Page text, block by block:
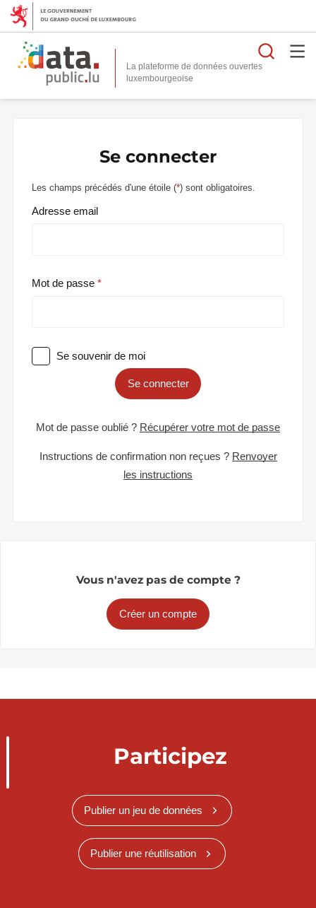
La plateforme de données ouvertes
Se connecter
Les champs précédés d'une étoile (*) sont obligatoires.
Adresse email
Mot de passe
Se souvenir de moi
Se connecter
Mot de passe oublié ? Récupérer votre mot de passe
Instructions de confirmation non reçues ? Renvoyer
les instructions
Vous n'avez pas de compte ?
Créer un compte
Participez
Publier un jeu de données
Publier une réutilisation